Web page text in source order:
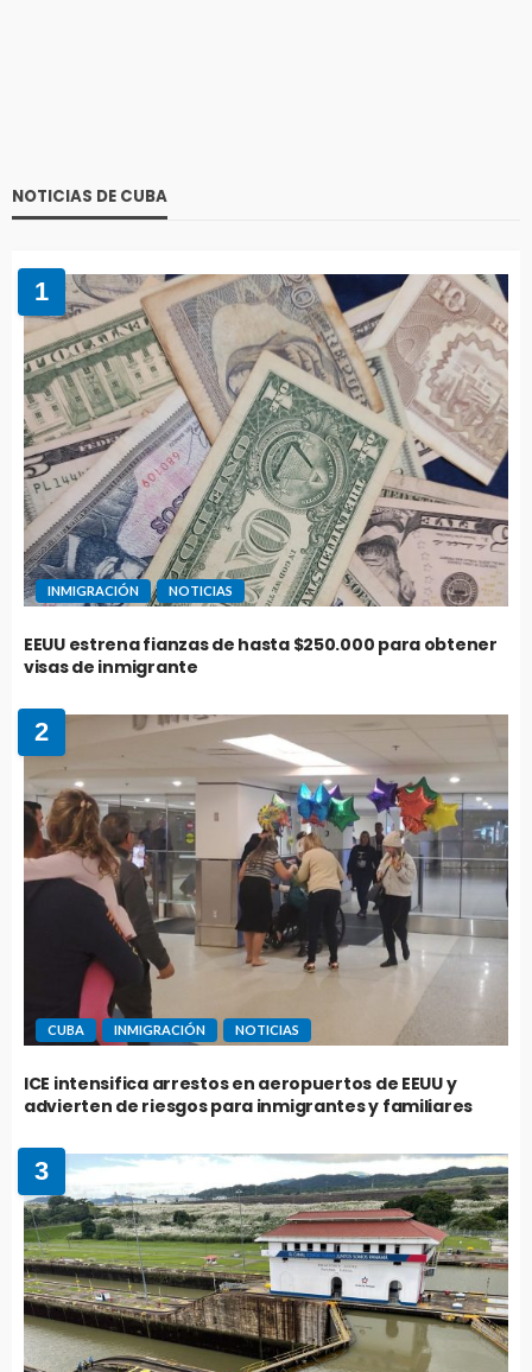
NOTICIAS DE CUBA
1
INMIGRACIÓN NOTICIAS
EEUU estrena fianzas de hasta $250.000 para obtener
visas de inmigrante
2
CUBA INMIGRACIÓN NOTICIAS
ICE intensifica arrestos en aeropuertos de EEUU y
advierten de riesgos para inmigrantes y familiares
3